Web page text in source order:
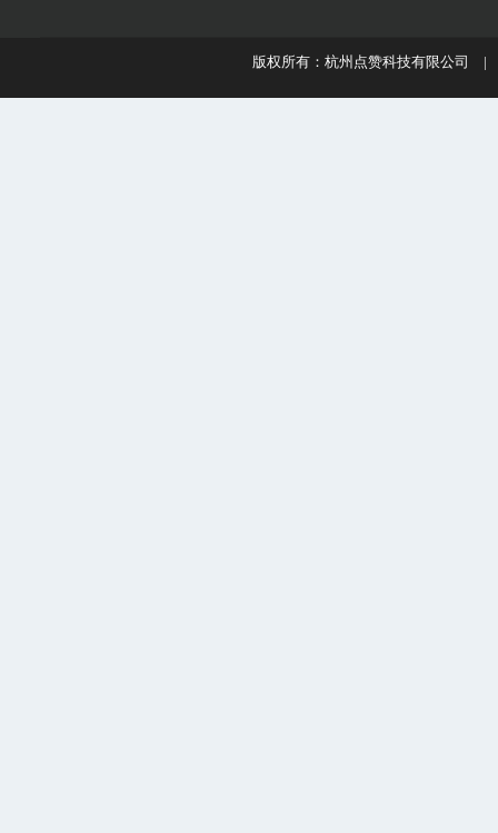
版权所有：杭州点赞科技有限公司